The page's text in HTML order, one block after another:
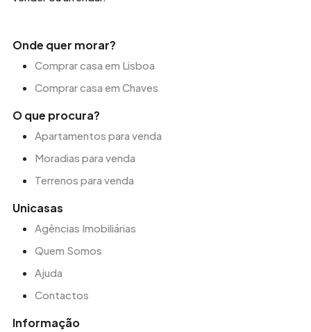
Onde quer morar?
Comprar casa em Lisboa
Comprar casa em Chaves
O que procura?
Apartamentos para venda
Moradias para venda
Terrenos para venda
Unicasas
Agências Imobiliárias
Quem Somos
Ajuda
Contactos
Informação